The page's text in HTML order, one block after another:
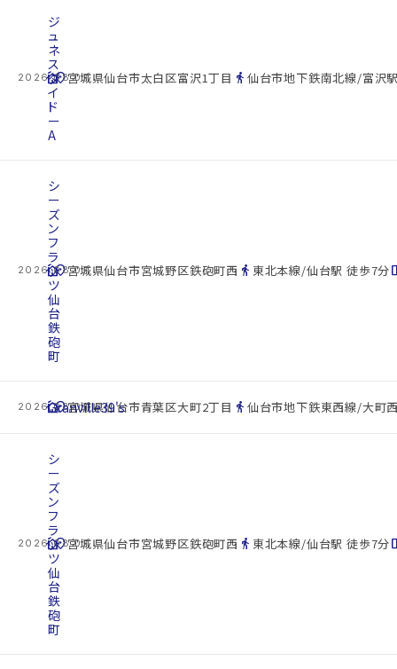
2026.08.07
cottage
ジ
ュ
ネ
ス
ダ
イ
ド
ー
A
location_on宮城県仙台市太白区富沢1丁目 directions_walk 仙台市地下鉄南北線/富沢
2026.08.07
cottage
シ
ー
ズ
ン
フ
ラ
ッ
ツ
仙
台
鉄
砲
町
location_on宮城県仙台市宮城野区鉄砲町西 directions_walk 東北本線/仙台駅 徒歩7分
2026.08.07
cottage
Granville39's
location_on宮城県仙台市青葉区大町2丁目 directions_walk 仙台市地下鉄東西線/大町
2026.08.07
cottage
シ
ー
ズ
ン
フ
ラ
ッ
ツ
仙
台
鉄
砲
町
location_on宮城県仙台市宮城野区鉄砲町西 directions_walk 東北本線/仙台駅 徒歩7分